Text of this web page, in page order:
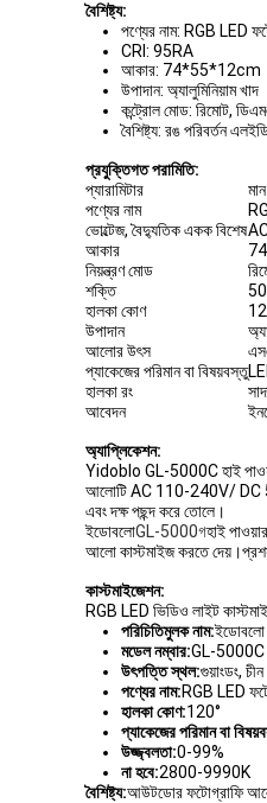
বৈশিষ্ট্য:
পণ্যের নাম: RGB LED
CRI: 95RA
আকার: 74*55*12cm
উপাদান: অ্যালুমিনিয়াম খাদ
কন্ট্রোল মোড: রিমোট,
বৈশিষ্ট্য: রঙ পরিবর্তন
প্রযুক্তিগত পরামিতি:
প্যারামিটার
মান
পণ্যের নাম
ভোল্টেজ, বৈদ্যুতিক একক বিশেষ
আকার
নিয়ন্ত্রণ মোড
শক্তি
হালকা কোণ
উপাদান
আলোর উৎস
প্যাকেজের পরিমান বা বিষয়বস্তু
হালকা রং
আবেদন
অ্যাপ্লিকেশন:
Yidoblo GL-5000C হাই
আলোটি AC 110-240V/ DC 56V
এবং দক্ষ পছন্দ করে তোলে।
ইডোবলোGL-5000গহাই
আলো কাস্টমাইজ করতে
কাস্টমাইজেশন:
RGB LED ভিডিও লাইট
পরিচিতিমুলক নাম:ইডোবলো
মডেল নম্বার:GL-5000C
উৎপত্তি স্থল:গুয়াংডং, চীন
পণ্যের নাম:RGB LED
হালকা কোণ:120°
প্যাকেজের পরিমান বা
উজ্জ্বলতা:0-99%
না হবে:2800-9990K
বৈশিষ্ট্য:আউটডোর ফটোগ্রাফি আলো,